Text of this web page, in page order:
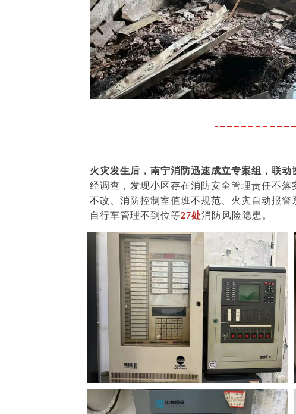
火灾发生后，南宁消防迅速成立专案组，联动
经调查，发现小区存在消防安全管理责任不
不改、消防控制室值班不规范、火灾自动报
自行车管理不到位等27处消防风险隐患。